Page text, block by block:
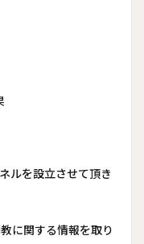
ルを設立させて頂き
に関する情報を取り